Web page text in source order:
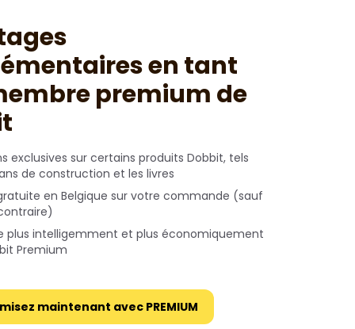
en tant
premium de
exclusives sur certains produits Dobbit, tels
de construction et les livres
en Belgique sur votre commande (sauf
plus intelligemment et plus économiquement
Premium
maintenant avec PREMIUM